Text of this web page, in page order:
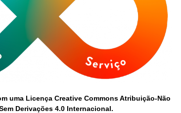
uma Licença Creative Commons Atribuição-Não
Derivações 4.0 Internacional.